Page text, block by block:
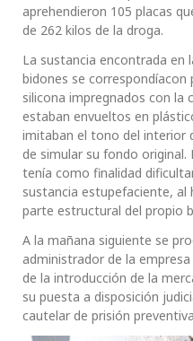
aprehendieron 105 placas
de 262 kilos de la droga.
La sustancia encontrada en
bidones se correspondíacon
silicona impregnados con la
estaban envueltos en
imitaban el tono del interior
de simular su fondo
tenía como finalidad
sustancia estupefaciente, al
parte estructural del propio
A la mañana siguiente se
administrador de la
de la introducción de la
su puesta a disposición
cautelar de prisión